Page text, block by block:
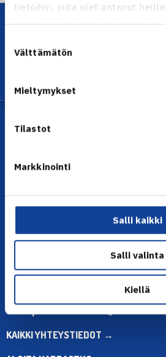
tietoihin, joita olet antanut
kun olet käyttänyt heidän
valinta
Välttämätön
Mieltymykset
Tilastot
Markkinointi
Salli kaikki
Salli valinta
Kiellä
← Edellinen
Seuraava uutinen:
Lataa OmaTennis!
Olympiastadion, Paavo Nurmen tie
Toimiston puhelinajat:
ma-pe klo 10.00-12.00
Muina aikoina olkaa yhteydessä
sähköpostitse: toimisto@tennis.fi
KAIKKI YHTEYSTIEDOT →